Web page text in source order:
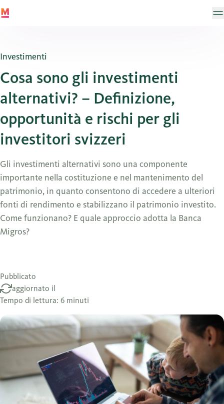
Investimenti
Cosa sono gli investimenti
alternativi? – Definizione,
opportunità e rischi per gli
investitori svizzeri
Gli investimenti alternativi sono una componente
importante nella costituzione e nel mantenimento del
patrimonio, in quanto consentono di accedere a ulteriori
fonti di rendimento e stabilizzano il patrimonio investito.
Come funzionano? E quale approccio adotta la Banca
Migros?
Pubblicato
aggiornato il
Tempo di lettura: 6 minuti